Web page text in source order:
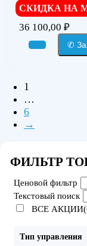
СКИДКА НА
36 100,00 ₽
✆
1
…
6
→
ФИЛЬТР
Ценовой фильтр
Текстовый поиск
ВСЕ
Тип управления